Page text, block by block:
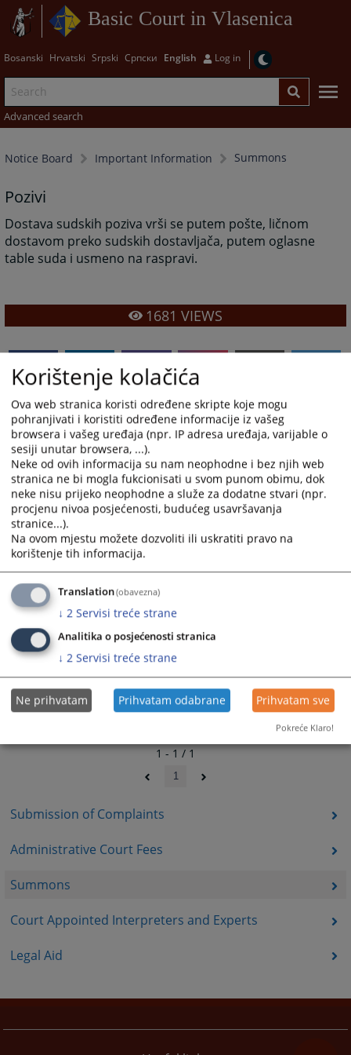
Basic Court in Vlasenica
Bosanski Hrvatski Srpski Српски English Log in
Advanced search
Notice Board Important Information Summons
Submission of Complaints
Administrative Court Fees
Summons
Court Appointed Interpreters and Experts
Legal Aid
Pozivi
Dostava sudskih poziva vrši se putem pošte, ličnom
dostavom preko sudskih dostavljača, putem oglasne
table suda i usmeno na raspravi.
1681 VIEWS
1 - 1 / 1
1
Korištenje kolačića
Ova web stranica koristi određene skripte koje mogu
pohranjivati i koristiti određene informacije iz vašeg
browsera i vašeg uređaja (npr. IP adresa uređaja, varijable o
sesiji unutar browsera, ...).
Neke od ovih informacija su nam neophodne i bez njih web
stranica ne bi mogla fukcionisati u svom punom obimu, dok
neke nisu prijeko neophodne a služe za dodatne stvari (npr.
procjenu nivoa posjećenosti, budućeg usavršavanja
stranice...).
Na ovom mjestu možete dozvoliti ili uskratiti pravo na
korištenje tih informacija.
Translation(obavezna)
↓ 2 Servisi treće strane
Analitika o posjećenosti stranica
↓ 2 Servisi treće strane
Ne prihvatam Prihvatam odabrane Prihvatam sve
Pokreće Klaro!